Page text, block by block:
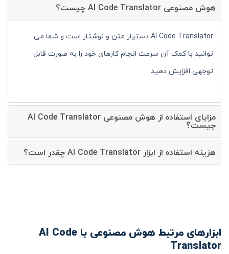
هوش مصنوعی AI Code Translator چیست؟
AI Code Translator دستیار متن و نوشتار است و شما می
توانید با کمک آن سرعت انجام کارهای خود را به صورت قابل
توجهی افزایش دهید.
مزایای استفاده از هوش مصنوعی AI Code Translator
چیست؟
هزینه استفاده از ابزار AI Code Translator چقدر است؟
ابزارهای مرتبط هوش مصنوعی با AI Code
Translator